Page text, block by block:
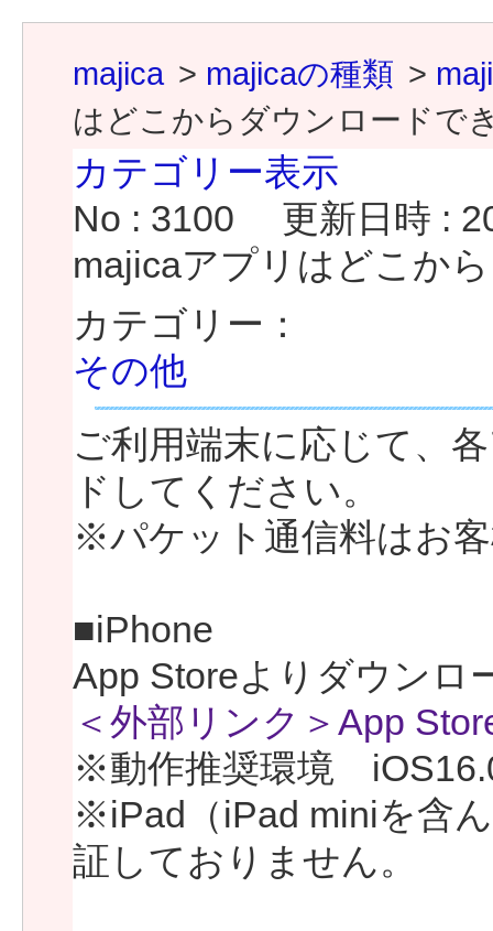
majica > majicaの種類 >
はどこからダウンロードで
カテゴリー表示
No : 3100
更新日時 :
majicaアプリはどこか
カテゴリー：
その他
ご利用端末に応じて、
ドしてください。
※パケット通信料はお
■iPhone
App Storeよりダウンロ
＜外部リンク＞App
※動作推奨環境
※iPad（iPad miniを含
証しておりません。